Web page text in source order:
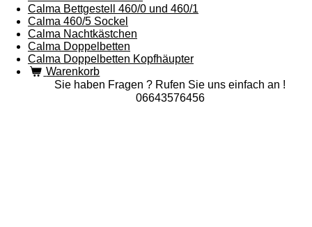
Calma Bettgestell 460/0 und 460/1
Calma 460/5 Sockel
Calma Nachtkästchen
Calma Doppelbetten
Calma Doppelbetten Kopfhäupter
Warenkorb
Sie haben Fragen ? Rufen Sie uns einfach an !
06643576456